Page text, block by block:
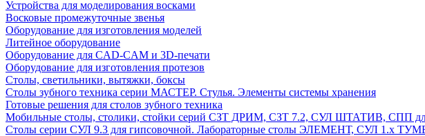
Устройства для моделирования восками
Восковые промежуточные звенья
Оборудование для изготовления моделей
Литейное оборудование
Оборудование для CAD-CAM и 3D-печати
Оборудование для изготовления протезов
Cтолы, светильники, вытяжки, боксы
Столы зубного техника серии МАСТЕР. Стулья. Элементы системы хранения
Готовые решения для столов зубного техника
Мобильные столы, столики, стойки серий СЗТ ДРИМ, СЗТ 7.2, СУЛ ШТАТИВ, СПП для
Столы серии СУЛ 9.3 для гипсовочной. Лабораторные столы ЭЛЕМЕНТ, СУЛ 1.х